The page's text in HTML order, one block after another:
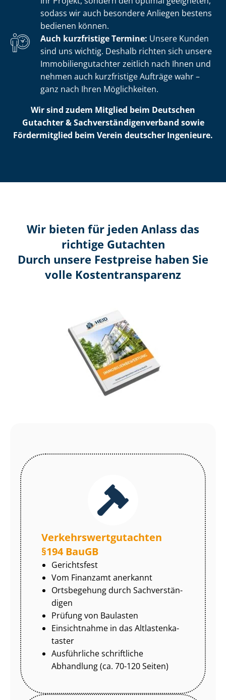
sodass wir auch besondere Anliegen bestens
bedienen können.
Auch kurzfristige Termine: Unsere Kunden
sind uns wichtig. Deshalb richten sich unsere
Im­mo­bi­li­en­gut­ach­ter zeitlich nach Ihnen und
nehmen auch kurzfristige Aufträge wahr –
ganz nach Ihren Möglichkeiten.
Wir sind zudem Mitglied beim Deutschen
Gutachter & Sach­ver­stän­di­gen­ver­band sowie
Fördermitglied beim Verein deutscher Ingenieure.
Wir bieten für jeden Anlass das
richtige Gutachten
Durch unsere Festpreise haben Sie
volle Kosten­transparenz
Ver­kehrs­wert­gut­ach­ten
§194 BauGB
Gerichtsfest
Vom Finanzamt anerkannt
Ortsbegehung durch Sach­ver­stän­
di­gen
Prüfung von Baulasten
Einsichtnahme in das Alt­las­ten­ka­
tas­ter
Ausführliche schriftliche
Abhandlung (ca. 70-120 Seiten)